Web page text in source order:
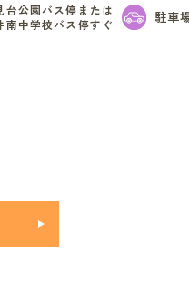
台公園バス停または
南中学校バス停すぐ
駐車